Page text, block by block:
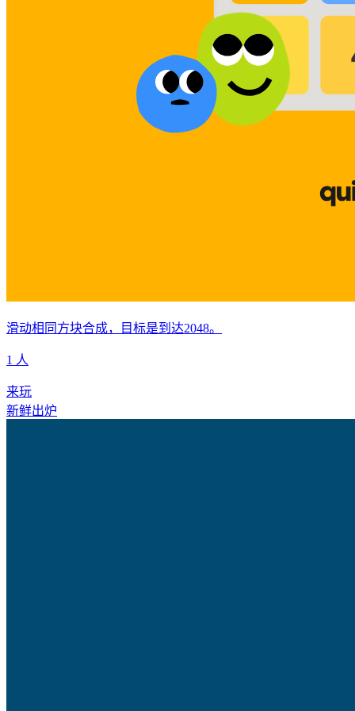
滑动相同方块合成，目标是到达2048。
1 人
来玩
新鲜出炉